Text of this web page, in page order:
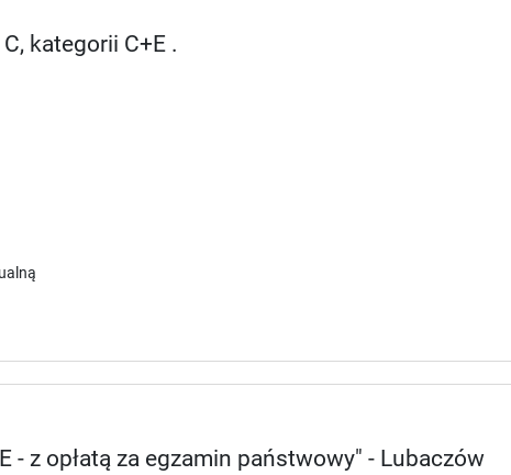
kategorii C+E .
- z opłatą za egzamin państwowy" - Lubaczów